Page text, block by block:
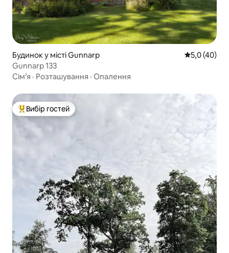
Будинок у місті Gunnarp Середня
5,0 (40)
Gunnarp 133
Сім’я · Розташування · Опалення
Топ вибір гостей
Вибір гостей